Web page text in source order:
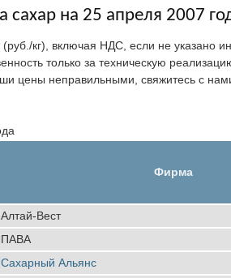
сахар на 25 апреля 2007
кг), включая НДС, если не указано
только за техническую
цены неправильными, свяжитесь с
Фирма
Алтай-Вест
ПАВА
Сахарный Альянс